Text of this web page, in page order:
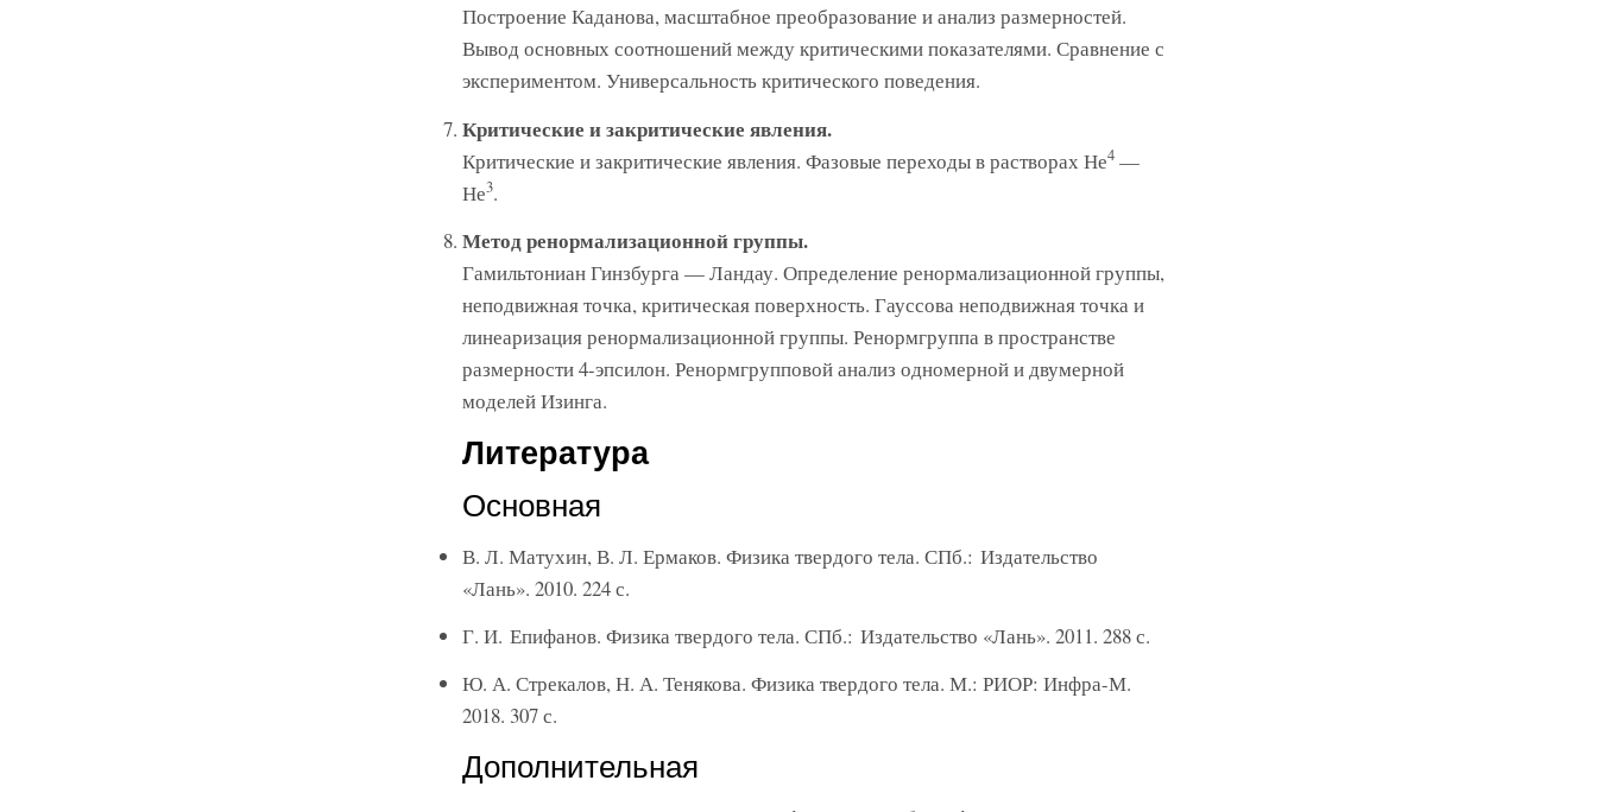
Построение Каданова, масштабное преобразование и анализ размерностей.
Вывод основных соотношений между критическими показателями. Сравнение с
экспериментом. Универсальность критического поведения.
Критические и закритические явления.
Критические и закритические явления. Фазовые переходы в растворах Не4—
Не3.
Метод ренормализационной группы.
Гамильтониан Гинзбурга — Ландау. Определение ренормализационной группы,
неподвижная точка, критическая поверхность. Гауссова неподвижная точка и
линеаризация ренормализационной группы. Ренормгруппа в пространстве
размерности 4-эпсилон. Ренормгрупповой анализ одномерной и двумерной
моделей Изинга.
Литература
Основная
В. Л. Матухин, В. Л. Ермаков. Физика твердого тела. СПб.: Издательство
«Лань». 2010. 224 с.
Г. И. Епифанов. Физика твердого тела. СПб.: Издательство «Лань». 2011. 288 с.
Ю. А. Стрекалов, Н. А. Тенякова. Физика твердого тела. М.: РИОР: Инфра-М.
2018. 307 с.
Дополнительная